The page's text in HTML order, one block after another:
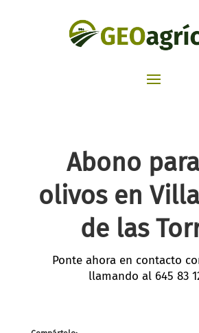
Abono
olivos en
de las
Ponte ahora en contacto
llamando al 645 83